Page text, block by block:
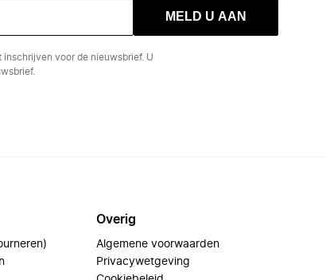
MELD U AAN
inschrijven voor de nieuwsbrief. U
Overig
Algemene voorwaarden
Privacywetgeving